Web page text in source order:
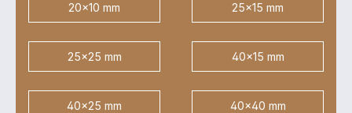
20x10 mm 25x15 mm
25x25 mm 40x15 mm
40x25 mm 40x40 mm